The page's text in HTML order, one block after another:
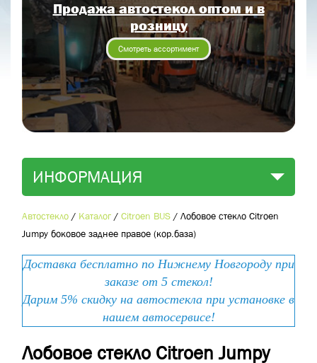
Продажа автостекол оптом и в
розницу
Смотреть ассортимент
ИНФОРМАЦИЯ
Автостекло / Каталог / Citroen BUS / Лобовое стекло Citroen
Jumpy боковое заднее правое (кор.база)
Доставка бесплатно по Нижнему Новгороду при
заказе от 5 стекол!
Дарим 5% скидку на автостекла при установке в
нашем автосервисе!
Лобовое стекло Citroen Jumpy
Отправить
Отправить заявку